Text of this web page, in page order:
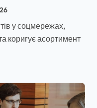
коригує асортимент